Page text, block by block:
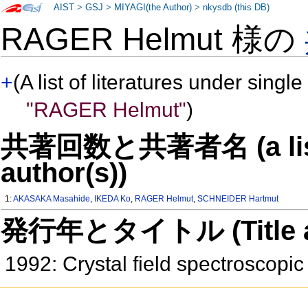
RAGER Helmut 様の
+(A list of literatures under
"RAGER Helmut")
共著回数と共著者名 (a
author(s))
1:AKASAKA Masahide, IKEDA Ko, RAGER Helmut,SCHNEIDER Hartmut
発行年とタイトル
1992: Crystal field
AIST >GSJ > MIYAGI(the Author) >nkysdb (this DB)